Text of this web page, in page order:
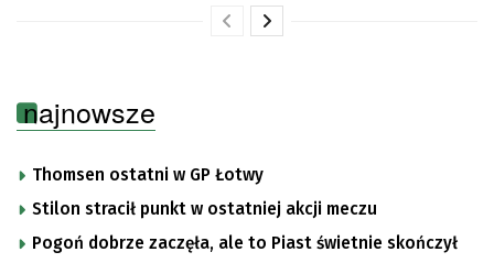
najnowsze
Thomsen ostatni w GP Łotwy
Stilon stracił punkt w ostatniej akcji meczu
Pogoń dobrze zaczęła, ale to Piast świetnie skończył